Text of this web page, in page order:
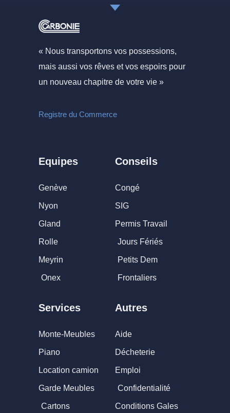
« Nous transportons vos possessions,
mais aussi vos rêves et vos espoirs pour
un nouveau chapitre de votre vie »
Registre du Commerce
Equipes
Genève
Nyon
Gland
Rolle
Meyrin
Onex
Conseils
Congé
SIG
Permis Travail
Jours Fériés
Petits Dem
Frontaliers
Services
Monte-Meubles
Piano
Location camion
Garde Meubles
Cartons
Autres
Aide
Décheterie
Emploi
Confidentialité
Conditions Gales